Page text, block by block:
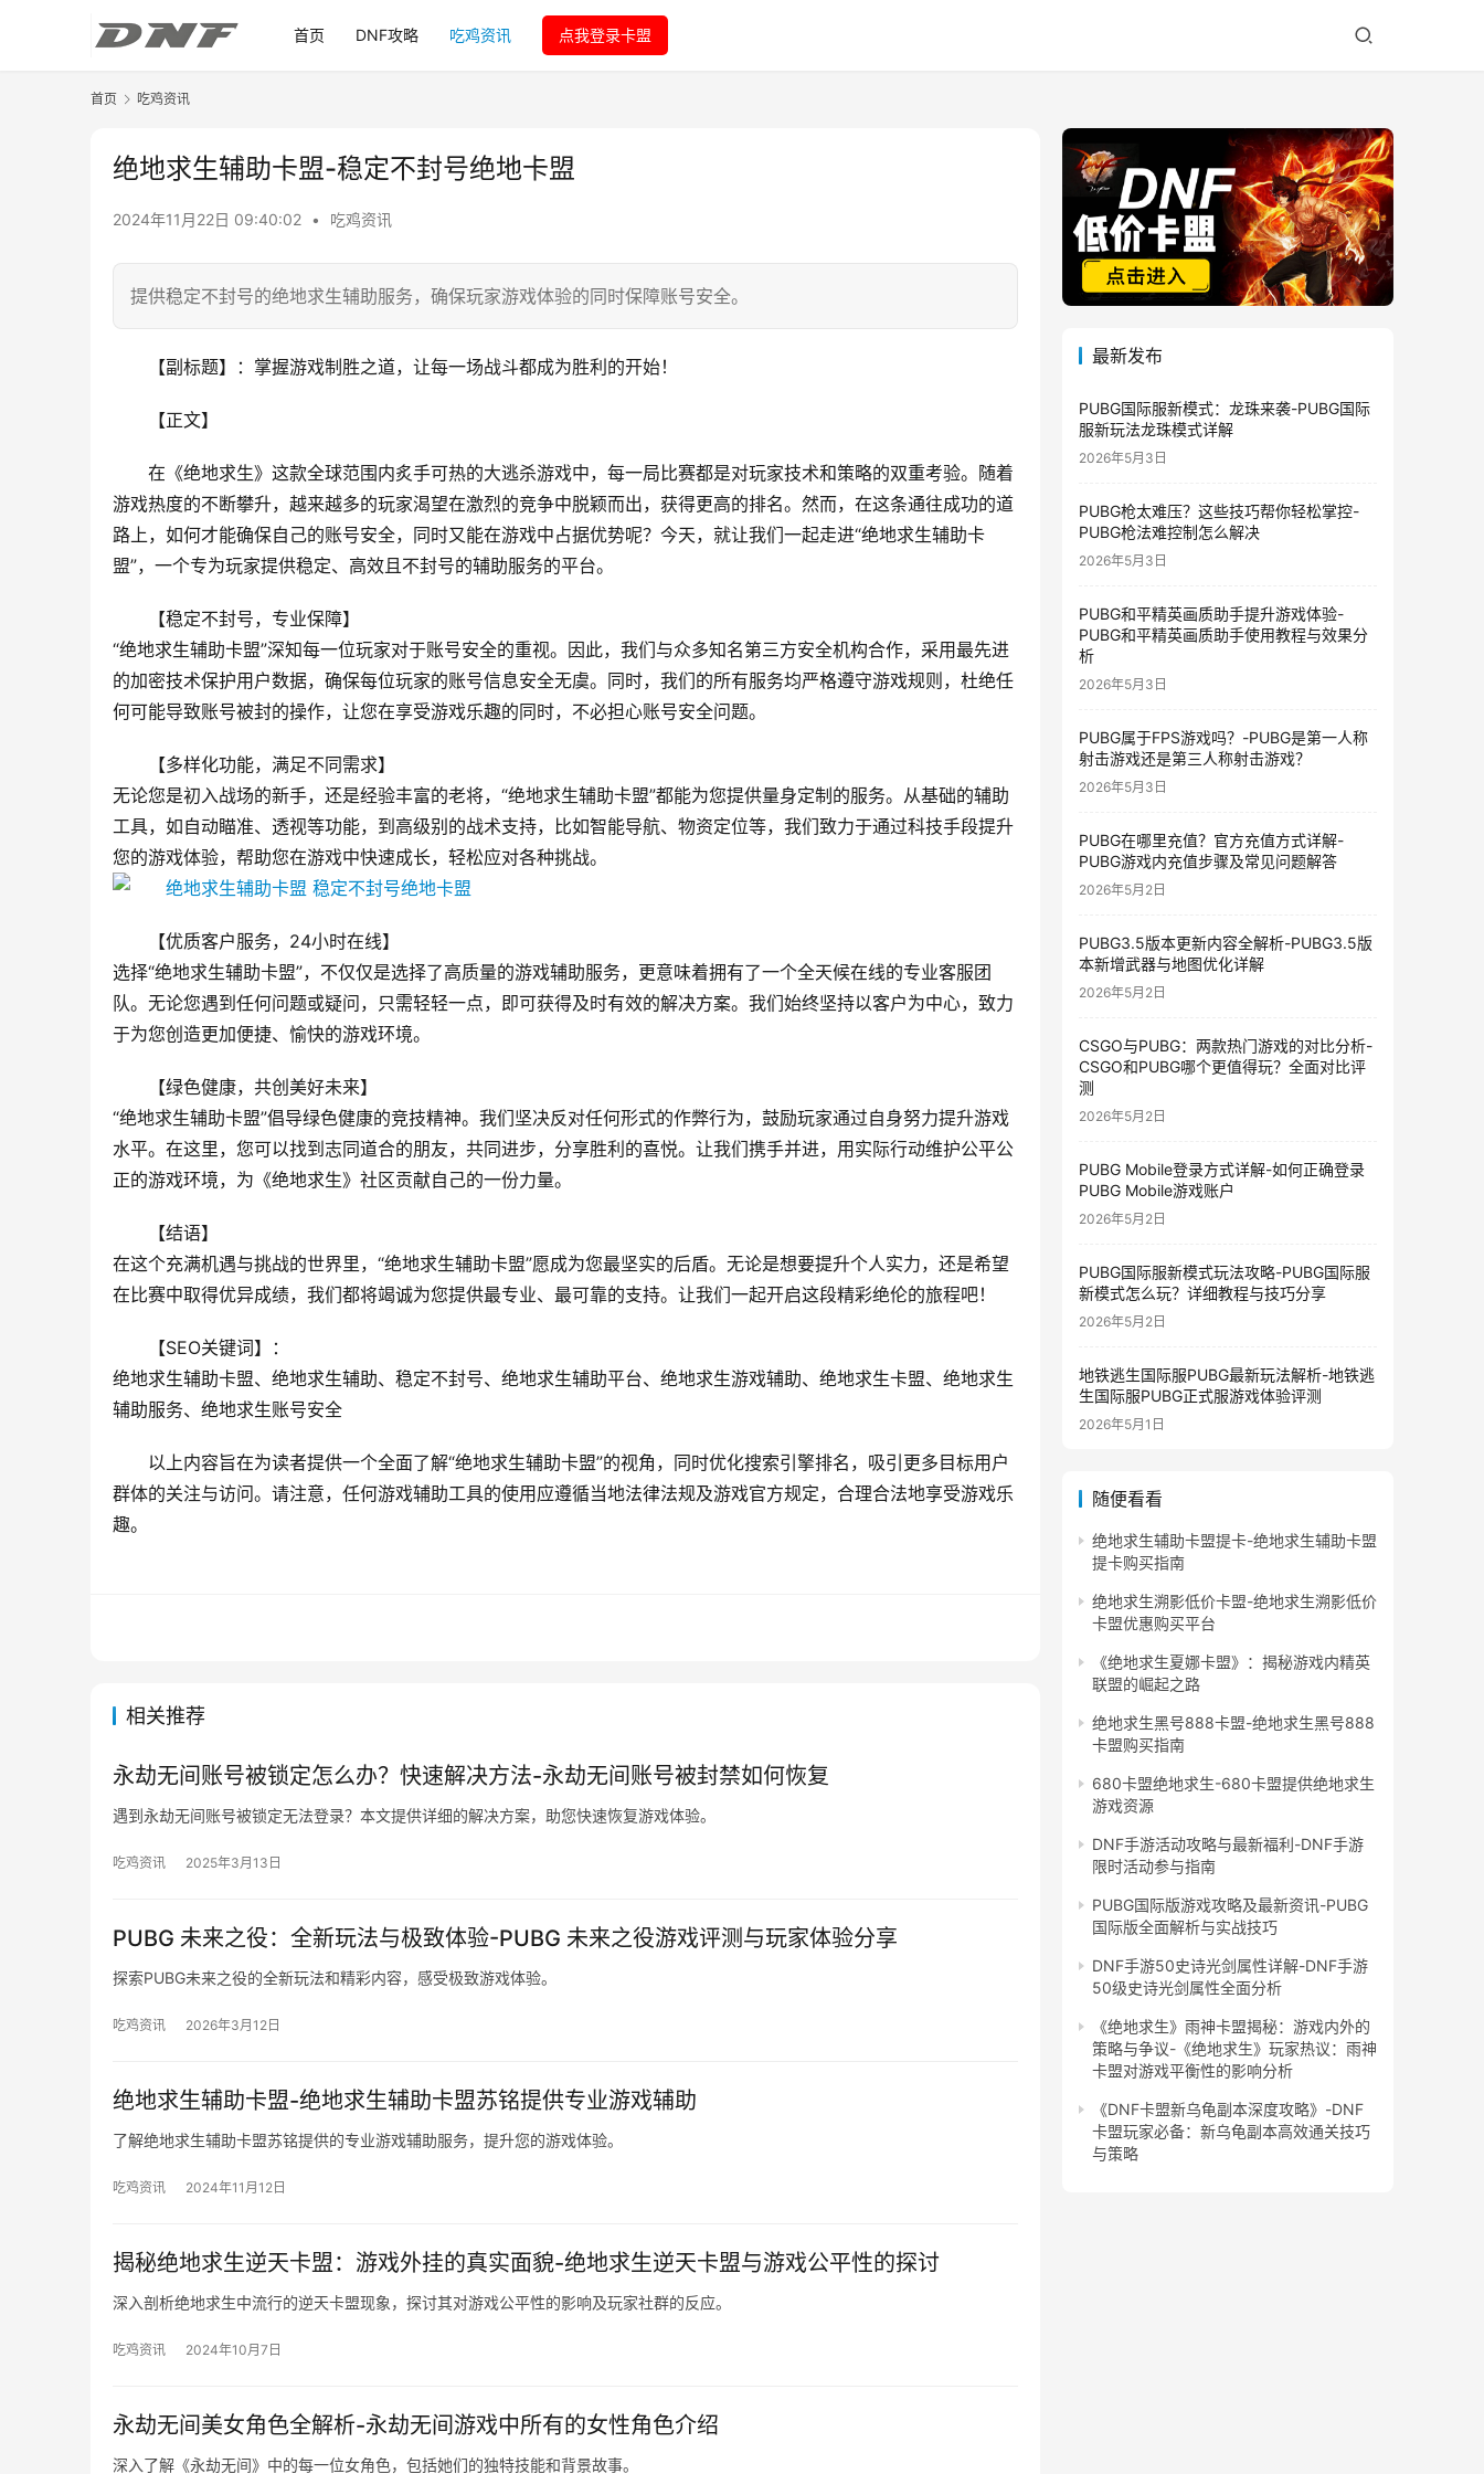
首页 DNF攻略 吃鸡资讯 点我登录卡盟
首页 吃鸡资讯
绝地求生辅助卡盟-稳定不封号绝地卡盟
2024年11月22日 09:40:02 • 吃鸡资讯
提供稳定不封号的绝地求生辅助服务，确保玩家游戏体验的同时保障账号安全。
【副标题】：掌握游戏制胜之道，让每一场战斗都成为胜利的开始！
【正文】
在《绝地求生》这款全球范围内炙手可热的大逃杀游戏中，每一局比赛都是对玩家技术和策略的双重考验。随着
游戏热度的不断攀升，越来越多的玩家渴望在激烈的竞争中脱颖而出，获得更高的排名。然而，在这条通往成功的道
路上，如何才能确保自己的账号安全，同时又能在游戏中占据优势呢？今天，就让我们一起走进“绝地求生辅助卡
盟”，一个专为玩家提供稳定、高效且不封号的辅助服务的平台。
【稳定不封号，专业保障】
“绝地求生辅助卡盟”深知每一位玩家对于账号安全的重视。因此，我们与众多知名第三方安全机构合作，采用最先进
的加密技术保护用户数据，确保每位玩家的账号信息安全无虞。同时，我们的所有服务均严格遵守游戏规则，杜绝任
何可能导致账号被封的操作，让您在享受游戏乐趣的同时，不必担心账号安全问题。
【多样化功能，满足不同需求】
无论您是初入战场的新手，还是经验丰富的老将，“绝地求生辅助卡盟”都能为您提供量身定制的服务。从基础的辅助
工具，如自动瞄准、透视等功能，到高级别的战术支持，比如智能导航、物资定位等，我们致力于通过科技手段提升
您的游戏体验，帮助您在游戏中快速成长，轻松应对各种挑战。
【优质客户服务，24小时在线】
选择“绝地求生辅助卡盟”，不仅仅是选择了高质量的游戏辅助服务，更意味着拥有了一个全天候在线的专业客服团
队。无论您遇到任何问题或疑问，只需轻轻一点，即可获得及时有效的解决方案。我们始终坚持以客户为中心，致力
于为您创造更加便捷、愉快的游戏环境。
【绿色健康，共创美好未来】
“绝地求生辅助卡盟”倡导绿色健康的竞技精神。我们坚决反对任何形式的作弊行为，鼓励玩家通过自身努力提升游戏
水平。在这里，您可以找到志同道合的朋友，共同进步，分享胜利的喜悦。让我们携手并进，用实际行动维护公平公
正的游戏环境，为《绝地求生》社区贡献自己的一份力量。
【结语】
在这个充满机遇与挑战的世界里，“绝地求生辅助卡盟”愿成为您最坚实的后盾。无论是想要提升个人实力，还是希望
在比赛中取得优异成绩，我们都将竭诚为您提供最专业、最可靠的支持。让我们一起开启这段精彩绝伦的旅程吧！
【SEO关键词】：
绝地求生辅助卡盟、绝地求生辅助、稳定不封号、绝地求生辅助平台、绝地求生游戏辅助、绝地求生卡盟、绝地求生
辅助服务、绝地求生账号安全
以上内容旨在为读者提供一个全面了解“绝地求生辅助卡盟”的视角，同时优化搜索引擎排名，吸引更多目标用户
群体的关注与访问。请注意，任何游戏辅助工具的使用应遵循当地法律法规及游戏官方规定，合理合法地享受游戏乐
趣。
相关推荐
永劫无间账号被锁定怎么办？快速解决方法-永劫无间账号被封禁如何恢复
遇到永劫无间账号被锁定无法登录？本文提供详细的解决方案，助您快速恢复游戏体验。
吃鸡资讯 2025年3月13日
PUBG 未来之役：全新玩法与极致体验-PUBG 未来之役游戏评测与玩家体验分享
探索PUBG未来之役的全新玩法和精彩内容，感受极致游戏体验。
吃鸡资讯 2026年3月12日
绝地求生辅助卡盟-绝地求生辅助卡盟苏铭提供专业游戏辅助
了解绝地求生辅助卡盟苏铭提供的专业游戏辅助服务，提升您的游戏体验。
吃鸡资讯 2024年11月12日
揭秘绝地求生逆天卡盟：游戏外挂的真实面貌-绝地求生逆天卡盟与游戏公平性的探讨
深入剖析绝地求生中流行的逆天卡盟现象，探讨其对游戏公平性的影响及玩家社群的反应。
吃鸡资讯 2024年10月7日
永劫无间美女角色全解析-永劫无间游戏中所有的女性角色介绍
深入了解《永劫无间》中的每一位女角色，包括她们的独特技能和背景故事。
最新发布
PUBG国际服新模式：龙珠来袭-PUBG国际
服新玩法龙珠模式详解
2026年5月3日
PUBG枪太难压？这些技巧帮你轻松掌控-
PUBG枪法难控制怎么解决
2026年5月3日
PUBG和平精英画质助手提升游戏体验-
PUBG和平精英画质助手使用教程与效果分
析
2026年5月3日
PUBG属于FPS游戏吗？-PUBG是第一人称
射击游戏还是第三人称射击游戏？
2026年5月3日
PUBG在哪里充值？官方充值方式详解-
PUBG游戏内充值步骤及常见问题解答
2026年5月2日
PUBG3.5版本更新内容全解析-PUBG3.5版
本新增武器与地图优化详解
2026年5月2日
CSGO与PUBG：两款热门游戏的对比分析-
CSGO和PUBG哪个更值得玩？全面对比评
测
2026年5月2日
PUBG Mobile登录方式详解-如何正确登录
PUBG Mobile游戏账户
2026年5月2日
PUBG国际服新模式玩法攻略-PUBG国际服
新模式怎么玩？详细教程与技巧分享
2026年5月2日
地铁逃生国际服PUBG最新玩法解析-地铁逃
生国际服PUBG正式服游戏体验评测
2026年5月1日
随便看看
绝地求生辅助卡盟提卡-绝地求生辅助卡盟
提卡购买指南
绝地求生溯影低价卡盟-绝地求生溯影低价
卡盟优惠购买平台
《绝地求生夏娜卡盟》：揭秘游戏内精英
联盟的崛起之路
绝地求生黑号888卡盟-绝地求生黑号888
卡盟购买指南
680卡盟绝地求生-680卡盟提供绝地求生
游戏资源
DNF手游活动攻略与最新福利-DNF手游
限时活动参与指南
PUBG国际版游戏攻略及最新资讯-PUBG
国际版全面解析与实战技巧
DNF手游50史诗光剑属性详解-DNF手游
50级史诗光剑属性全面分析
《绝地求生》雨神卡盟揭秘：游戏内外的
策略与争议-《绝地求生》玩家热议：雨神
卡盟对游戏平衡性的影响分析
《DNF卡盟新乌龟副本深度攻略》-DNF
卡盟玩家必备：新乌龟副本高效通关技巧
与策略